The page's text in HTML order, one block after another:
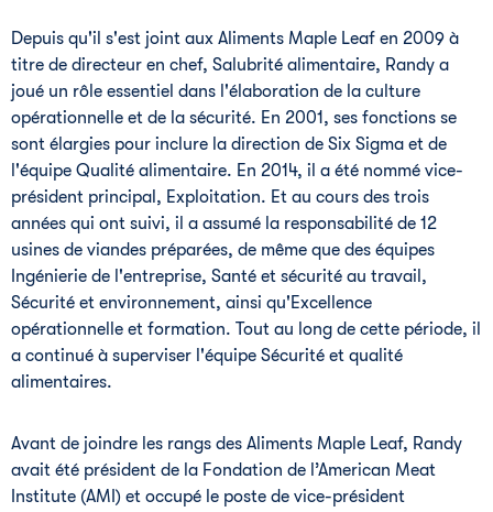
Depuis qu'il s'est joint aux Aliments Maple Leaf en 2009 à
titre de directeur en chef, Salubrité alimentaire, Randy a
joué un rôle essentiel dans l'élaboration de la culture
opérationnelle et de la sécurité. En 2001, ses fonctions se
sont élargies pour inclure la direction de Six Sigma et de
l'équipe Qualité alimentaire. En 2014, il a été nommé vice-
président principal, Exploitation. Et au cours des trois
années qui ont suivi, il a assumé la responsabilité de 12
usines de viandes préparées, de même que des équipes
Ingénierie de l'entreprise, Santé et sécurité au travail,
Sécurité et environnement, ainsi qu'Excellence
opérationnelle et formation. Tout au long de cette période, il
a continué à superviser l'équipe Sécurité et qualité
alimentaires.
Avant de joindre les rangs des Aliments Maple Leaf, Randy
avait été président de la Fondation de l’American Meat
Institute (AMI) et occupé le poste de vice-président